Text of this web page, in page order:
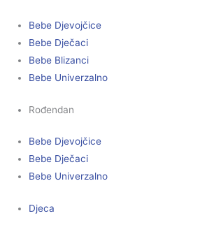
Bebe Djevojčice
Bebe Dječaci
Bebe Blizanci
Bebe Univerzalno
Rođendan
Bebe Djevojčice
Bebe Dječaci
Bebe Univerzalno
Djeca